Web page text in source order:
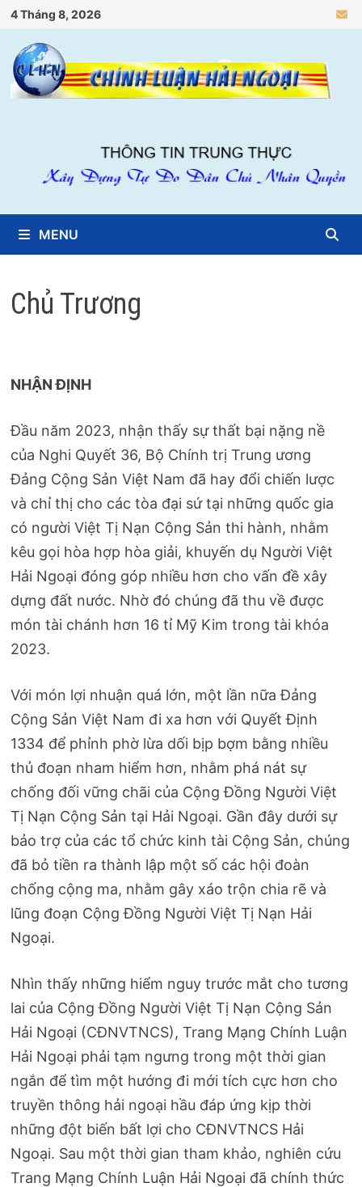
Skip
to
content
4 Tháng 8, 2026
MENU
Chủ Trương
NHẬN ĐỊNH
Đầu năm 2023, nhận thấy sự thất bại nặng nề
của Nghi Quyết 36, Bộ Chính trị Trung ương
Đảng Cộng Sản Việt Nam đã hay đổi chiến lược
và chỉ thị cho các tòa đại sứ tại những quốc gia
có người Việt Tị Nạn Cộng Sản thi hành, nhằm
kêu gọi hòa hợp hòa giải, khuyến dụ Người Việt
Hải Ngoại đóng góp nhiều hơn cho vấn đề xây
dựng đất nước. Nhờ đó chúng đã thu về được
món tài chánh hơn 16 tỉ Mỹ Kim trong tài khóa
2023.
Với món lợi nhuận quá lớn, một lần nữa Đảng
Cộng Sản Việt Nam đi xa hơn với Quyết Định
1334 để phỉnh phờ lừa dối bịp bợm bằng nhiều
thủ đoạn nham hiểm hơn, nhằm phá nát sự
chống đối vững chãi của Cộng Đồng Người Việt
Tị Nạn Cộng Sản tại Hải Ngoại. Gần đây dưới sự
bảo trợ của các tổ chức kinh tài Cộng Sản, chúng
đã bỏ tiền ra thành lập một số các hội đoàn
chống cộng ma, nhằm gây xáo trộn chia rẽ và
lũng đoạn Cộng Đồng Người Việt Tị Nạn Hải
Ngoại.
Nhìn thấy những hiểm nguy trước mắt cho tương
lai của Cộng Đồng Người Việt Tị Nạn Cộng Sản
Hải Ngoại (CĐNVTNCS), Trang Mạng Chính Luận
Hải Ngoại phải tạm ngưng trong một thời gian
ngắn để tìm một hướng đi mới tích cực hơn cho
truyền thông hải ngoại hầu đáp ứng kịp thời
những đột biến bất lợi cho CĐNVTNCS Hải
Ngoại. Sau một thời gian tham khảo, nghiên cứu
Trang Mạng Chính Luận Hải Ngoại đã chính thức